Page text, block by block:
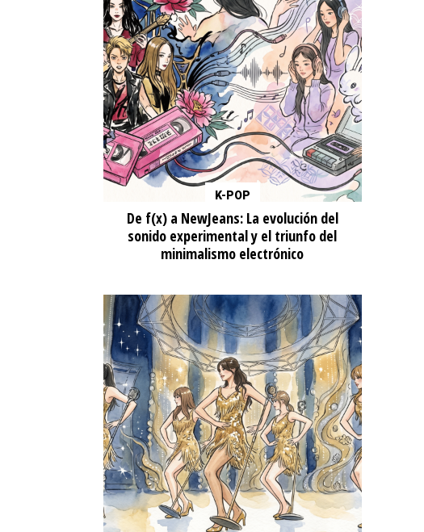
K-POP
De f(x) a NewJeans: La evolución del
sonido experimental y el triunfo del
minimalismo electrónico